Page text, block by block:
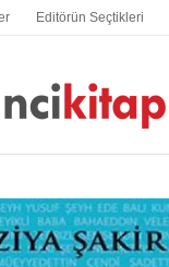
Editörün Seçtikleri